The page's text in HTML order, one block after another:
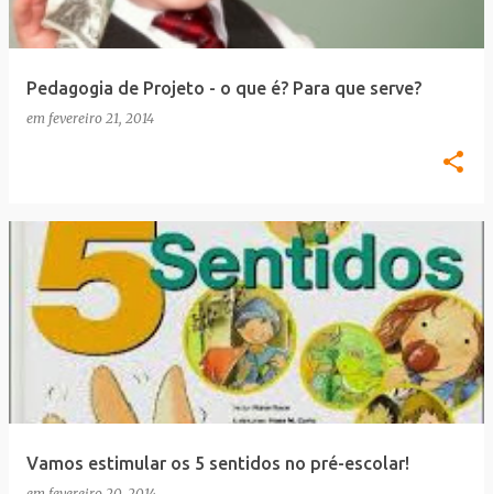
Pedagogia de Projeto - o que é? Para que serve?
em fevereiro 21, 2014
Vamos estimular os 5 sentidos no pré-escolar!